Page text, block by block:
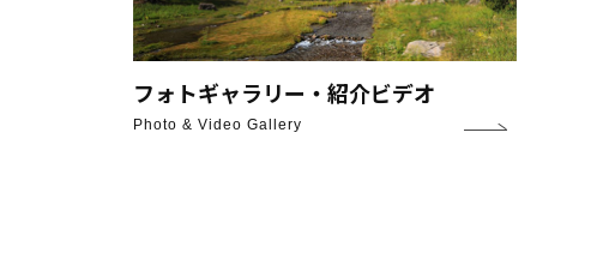
フォトギャラリー・紹介ビデオ
Photo & Video Gallery